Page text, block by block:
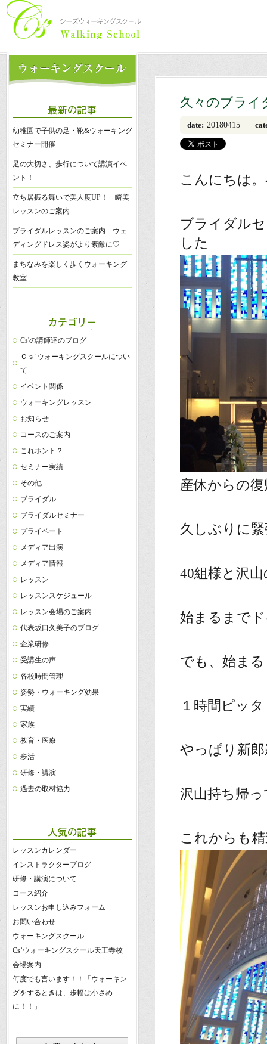
幼稚園で子供の足・靴&ウォーキング
セミナー開催
足の大切さ、歩行について講演イベ
ント！
立ち居振る舞いで美人度UP！ 瞬美
レッスンのご案内
ブライダルレッスンのご案内 ウェ
ディングドレス姿がより素敵に♡
まちなみを楽しく歩くウォーキング
教室
Cs'の講師達のブログ
Ｃｓ’ウォーキングスクールについ
て
イベント関係
ウォーキングレッスン
お知らせ
コースのご案内
これホント？
セミナー実績
その他
ブライダル
ブライダルセミナー
プライベート
メディア出演
メディア情報
レッスン
レッスンスケジュール
レッスン会場のご案内
代表坂口久美子のブログ
企業研修
受講生の声
各校時間管理
姿勢・ウォーキング効果
実績
家族
教育・医療
歩活
研修・講演
過去の取材協力
レッスンカレンダー
インストラクターブログ
研修・講演について
コース紹介
レッスンお申し込みフォーム
お問い合わせ
ウォーキングスクール
Cs’ウォーキングスクール天王寺校
会場案内
何度でも言います！！「ウォーキン
グをするときは、歩幅は小さめ
に！！」
久々のブライ
date: 20180415
こんにちは
ブライダル
した
産休からの
久しぶりに
40組様と沢
始まるまで
でも、始ま
１時間ピッ
やっぱり新
沢山持ち帰
これからも